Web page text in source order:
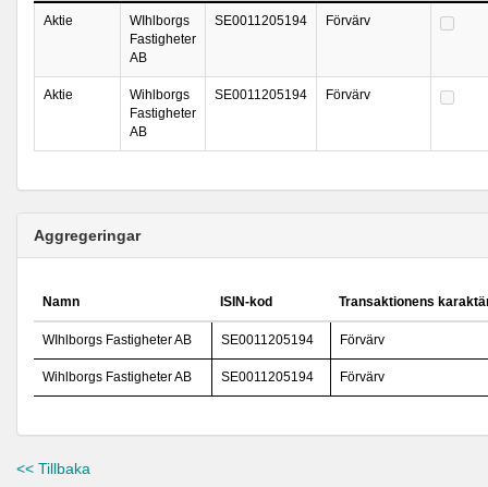
Aktie
WIhlborgs
Fastigheter
AB
SE0011205194 Förvärv
Aktie
Wihlborgs
Fastigheter
AB
SE0011205194 Förvärv
Aggregeringar
Namn ISIN-kod Transaktionens
WIhlborgs Fastigheter AB SE0011205194 Förvärv
Wihlborgs Fastigheter AB SE0011205194 Förvärv
<< Tillbaka